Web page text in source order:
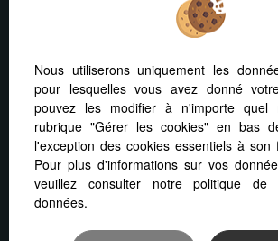
Afin de vous offrir un confort de
votre PC, votre tablette ou votre
s’adapte automatiquement aux
Logiciel immobilier
Nous utiliserons uniquement les
pour lesquelles vous avez donné
pouvez les modifier à n'importe quel
rubrique "Gérer les cookies" en bas
l'exception des cookies essentiels à son
Pour plus d'informations sur vos
veuillez consulter notre politique de
données.